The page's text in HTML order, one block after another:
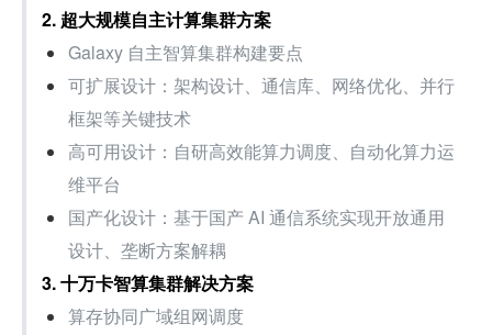
2. 超大规模自主计算集群方案
Galaxy 自主智算集群构建要点
可扩展设计：架构设计、通信库、网络优化、并行
框架等关键技术
高可用设计：自研高效能算力调度、自动化算力运
维平台
国产化设计：基于国产 AI 通信系统实现开放通用
设计、垄断方案解耦
3. 十万卡智算集群解决方案
算存协同广域组网调度